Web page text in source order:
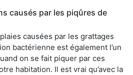
causés par les piqûres de
causées par les grattages
bactérienne est également l’un
on se fait piquer par ces
habitation. Il est vrai qu’avec la